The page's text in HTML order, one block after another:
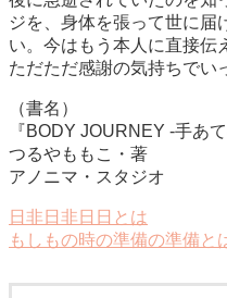
ジを、身体を張って世に届
い。今はもう本人に直接伝
ただただ感謝の気持ちでい
（書名）
『BODY JOURNEY -手あ
つるやももこ・著
アノニマ・スタジオ
日非日非日日とは
もしもの時の準備の準備と